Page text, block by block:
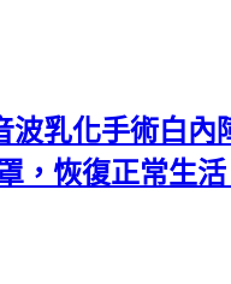
乳化手術白
，恢復正常生活